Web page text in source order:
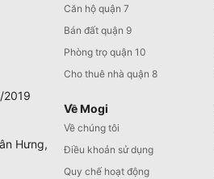
Căn hộ quận 7
Bán đất quận 9
Phòng trọ quận 10
Cho thuê nhà quận 8
Về Mogi
Về chúng tôi
Điều khoản sử dụng
Quy chế hoạt động
2019
Hưng,